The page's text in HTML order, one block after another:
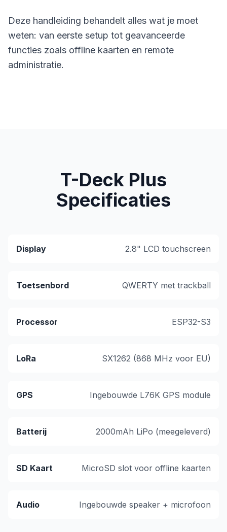
Deze handleiding behandelt alles wat je moet
weten: van eerste setup tot geavanceerde
functies zoals offline kaarten en remote
administratie.
T-Deck Plus
Specificaties
Display 2.8" LCD touchscreen
Toetsenbord QWERTY met trackball
Processor ESP32-S3
LoRa SX1262 (868 MHz voor EU)
GPS Ingebouwde L76K GPS module
Batterij 2000mAh LiPo (meegeleverd)
SD Kaart MicroSD slot voor offline kaarten
Audio Ingebouwde speaker + microfoon